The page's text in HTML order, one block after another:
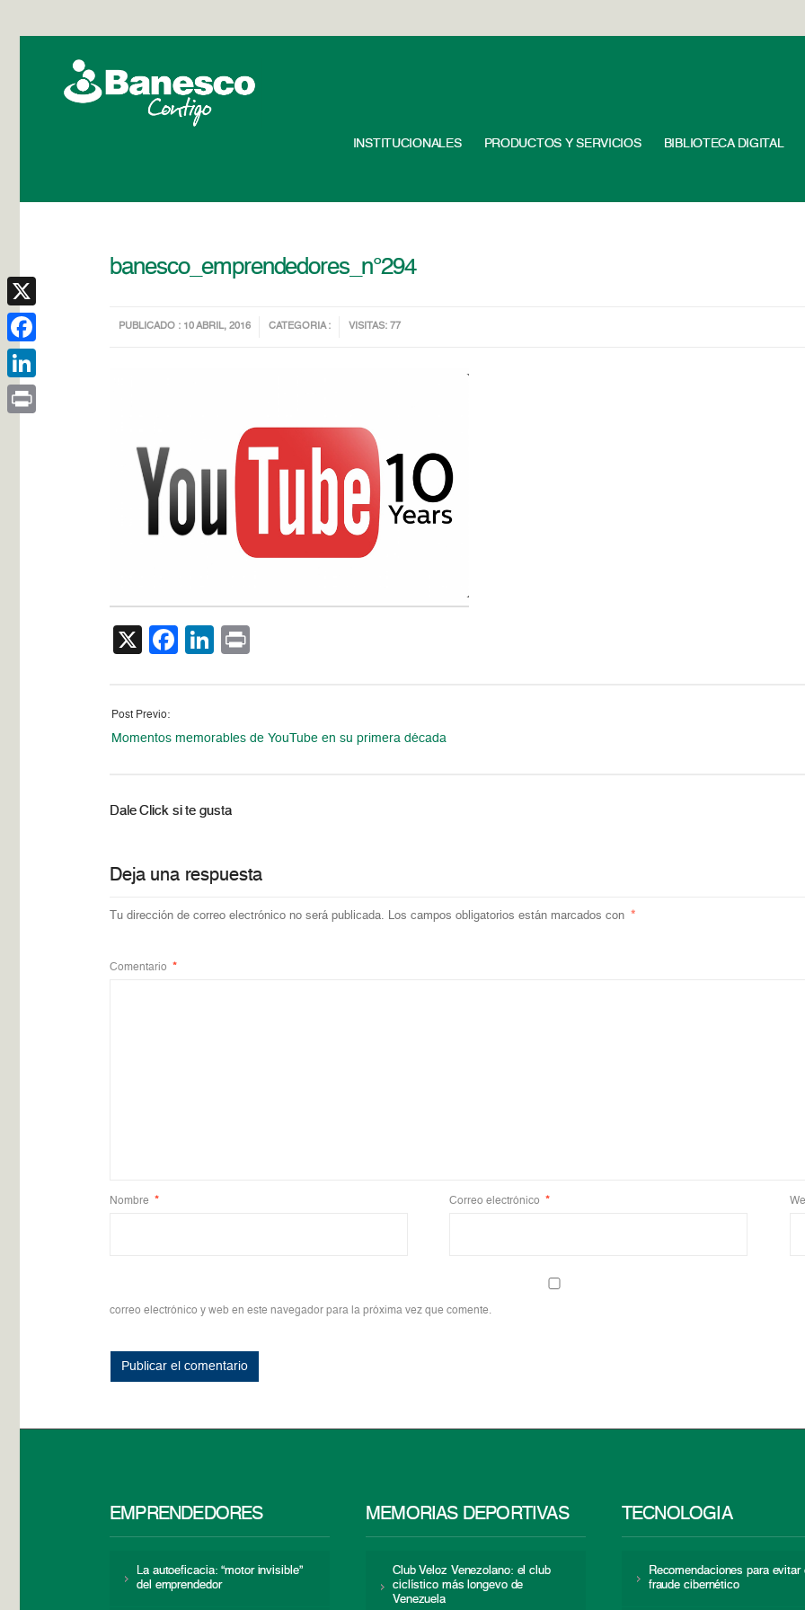
INSTITUCIONALES PRODUCTOS Y SERVICIOS BIBLIOTECA DIGITAL
banesco_emprendedores_n°294
PUBLICADO : 10 ABRIL, 2016 CATEGORIA : VISITAS: 77
X Facebook
LinkedIn
Post Previo:
Momentos memorables de YouTube en su primera década
Dale Click si te gusta
Deja una respuesta
Tu dirección de correo electrónico no será publicada. Los campos obligatorios están marcados con *
Comentario *
Nombre * Correo electrónico *
correo electrónico y web en este navegador para la próxima vez que comente.
EMPRENDEDORES
La autoeficacia: “motor invisible”
del emprendedor
MEMORIAS DEPORTIVAS
Club Veloz Venezolano: el club
ciclístico más longevo de
Venezuela
TECNOLOGÍA
Recomendaciones para evitar
fraude cibernético
X
Facebook
LinkedIn